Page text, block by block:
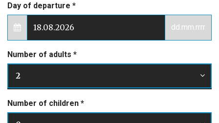
Day of departure *
dd.mm.rrrr
Number of adults *
2
Number of children *